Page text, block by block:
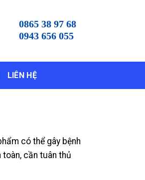
0865 38 97 68
0943 656 055
LIÊN HỆ
có thể gây bệnh
toàn, cần tuân thủ